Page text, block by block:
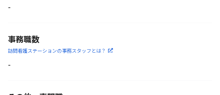
-
事務職数
訪問看護ステーションの事務スタッフとは？
-